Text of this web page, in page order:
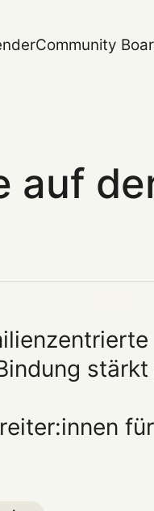
Community
auf
stärkt
für